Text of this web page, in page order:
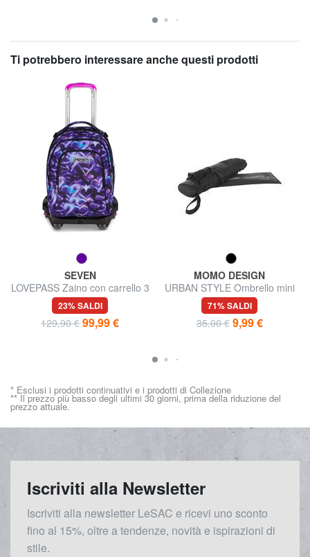
Ti potrebbero interessare anche questi prodotti
SEVEN
LOVEPASS Zaino con carrello 3
in 1
23% SALDI
129,90 € 99,99 €
MOMO DESIGN
URBAN STYLE Ombrello mini
71% SALDI
35,00 € 9,99 €
* Esclusi i prodotti continuativi e i prodotti di Collezione
** Il prezzo più basso degli ultimi 30 giorni, prima della riduzione del
prezzo attuale.
Iscriviti alla Newsletter
Iscriviti alla newsletter LeSAC e ricevi uno sconto
fino al 15%, oltre a tendenze, novità e ispirazioni di
stile.